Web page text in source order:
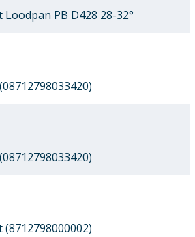
PB D428 28-32°